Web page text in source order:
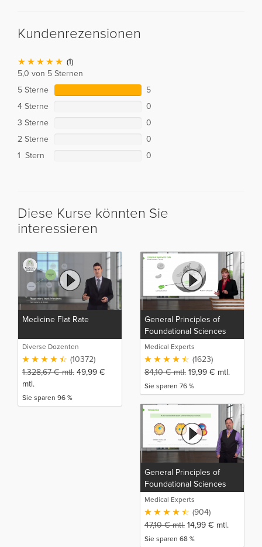
Kundenrezensionen
(1)
5,0 von 5 Sternen
5 Sterne
5
4 Sterne
0
3 Sterne
0
2 Sterne
0
1 Stern
0
Diese Kurse könnten Sie
interessieren
Medicine Flat Rate
Diverse Dozenten
(10372)
1.328,67€mtl. 49,99 €
mtl.
Sie sparen 96 %
General Principles of
Foundational Sciences
Medical Experts
(1623)
84,10€mtl. 19,99 € mtl.
Sie sparen 76 %
General Principles of
Foundational Sciences
(NP)
Medical Experts
(904)
47,10€mtl. 14,99 € mtl.
Sie sparen 68 %